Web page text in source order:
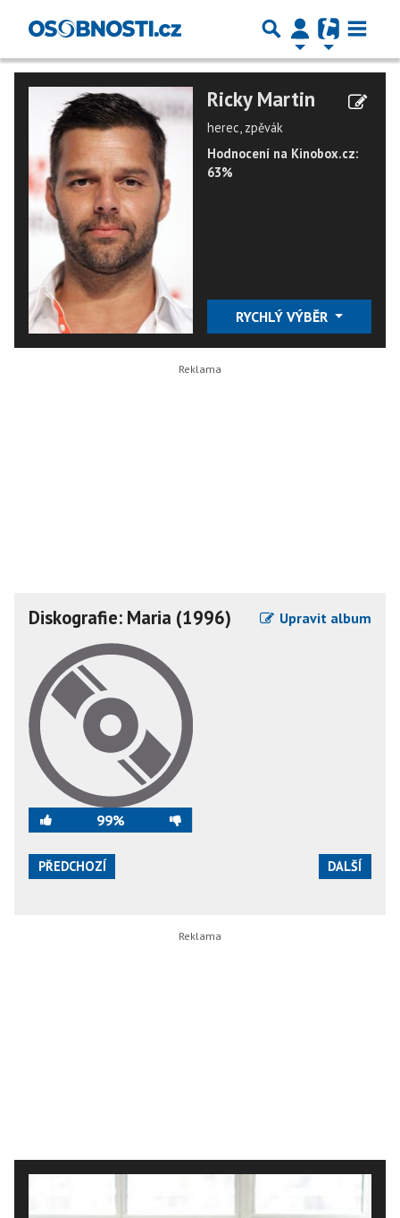
Ricky Martin
herec, zpěvák
Hodnocení na Kinobox.cz:
63%
RYCHLÝ VÝBĚR
Diskografie: Maria (1996) Upravit album
99%
PŘEDCHOZÍ DALŠÍ